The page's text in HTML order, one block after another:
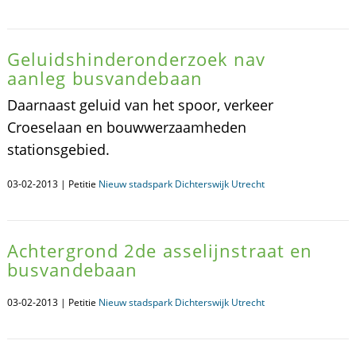
Geluidshinderonderzoek nav
aanleg busvandebaan
Daarnaast geluid van het spoor, verkeer
Croeselaan en bouwwerzaamheden
stationsgebied.
03-02-2013 | Petitie Nieuw stadspark Dichterswijk Utrecht
Achtergrond 2de asselijnstraat en
busvandebaan
03-02-2013 | Petitie Nieuw stadspark Dichterswijk Utrecht